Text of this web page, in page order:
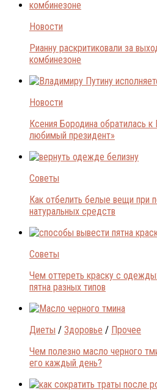
Новости
Рианну раскритиковали за
комбинезоне
Новости
Ксения Бородина обратилась
любимый президент»
Советы
Как отбелить белые вещи при
натуральных средств
Советы
Чем оттереть краску с
пятна разных типов
Диеты / Здоровье / Прочее
Чем полезно масло черного
его каждый день?